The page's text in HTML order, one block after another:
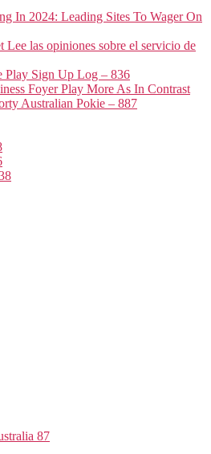
In 2024: Leading Sites To Wager On
Lee las opiniones sobre el servicio de
Play Sign Up Log – 836
Foyer Play More As In Contrast
Australian Pokie – 887
87